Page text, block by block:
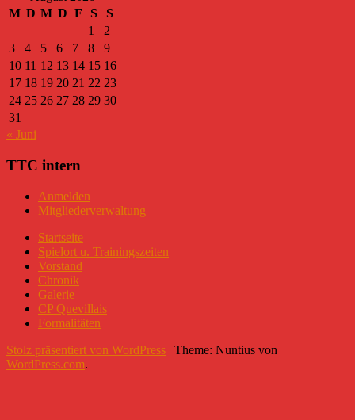
M D M D F S
S
1
2
3
4 5 6 7 8
9
10 11 12 13 14 15 16
17 18 19 20 21 22 23
24 25 26 27 28 29 30
31
« Juni
TTC intern
Anmelden
Mitgliederverwaltung
Startseite
Spielort u. Trainingszeiten
Vorstand
Chronik
Galerie
CP Quevillais
Formalitäten
Stolz präsentiert von WordPress | Theme: Nuntius von
WordPress.com.